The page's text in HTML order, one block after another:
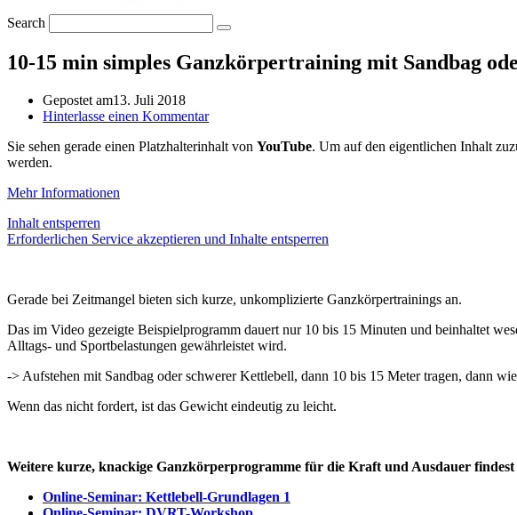
Search
10-15 min simples Ganzkörpertraining mit Sandbag
Gepostet am13. Juli 2018
Hinterlasse einen Kommentar
Sie sehen gerade einen Platzhalterinhalt von YouTube. Um auf den eigentlichen Inhalt
werden.
Mehr Informationen
Inhalt entsperren
Erforderlichen Service akzeptieren und Inhalte entsperren
Gerade bei Zeitmangel bieten sich kurze, unkomplizierte Ganzkörpertrainings an.
Das im Video gezeigte Beispielprogramm dauert nur 10 bis 15 Minuten und beinhaltet
Alltags- und Sportbelastungen gewährleistet wird.
-> Aufstehen mit Sandbag oder schwerer Kettlebell, dann 10 bis 15 Meter tragen, dann
Wenn das nicht fordert, ist das Gewicht eindeutig zu leicht.
Weitere kurze, knackige Ganzkörperprogramme für die Kraft und Ausdauer
Online-Seminar: Kettlebell-Grundlagen 1